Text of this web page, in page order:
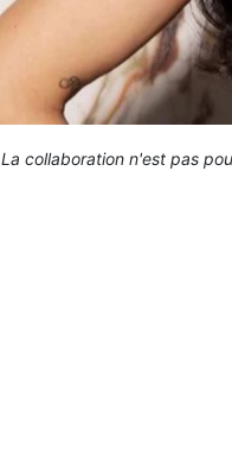
La collaboration n'est pas